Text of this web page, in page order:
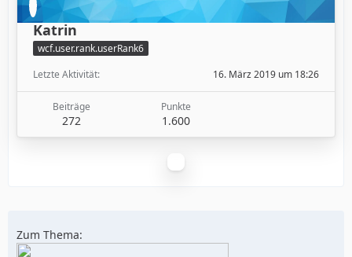
Katrin
wcf.user.rank.userRank6
Letzte Aktivität
16. März 2019 um 18:26
Beiträge
272
Punkte
1.600
Zum Thema: